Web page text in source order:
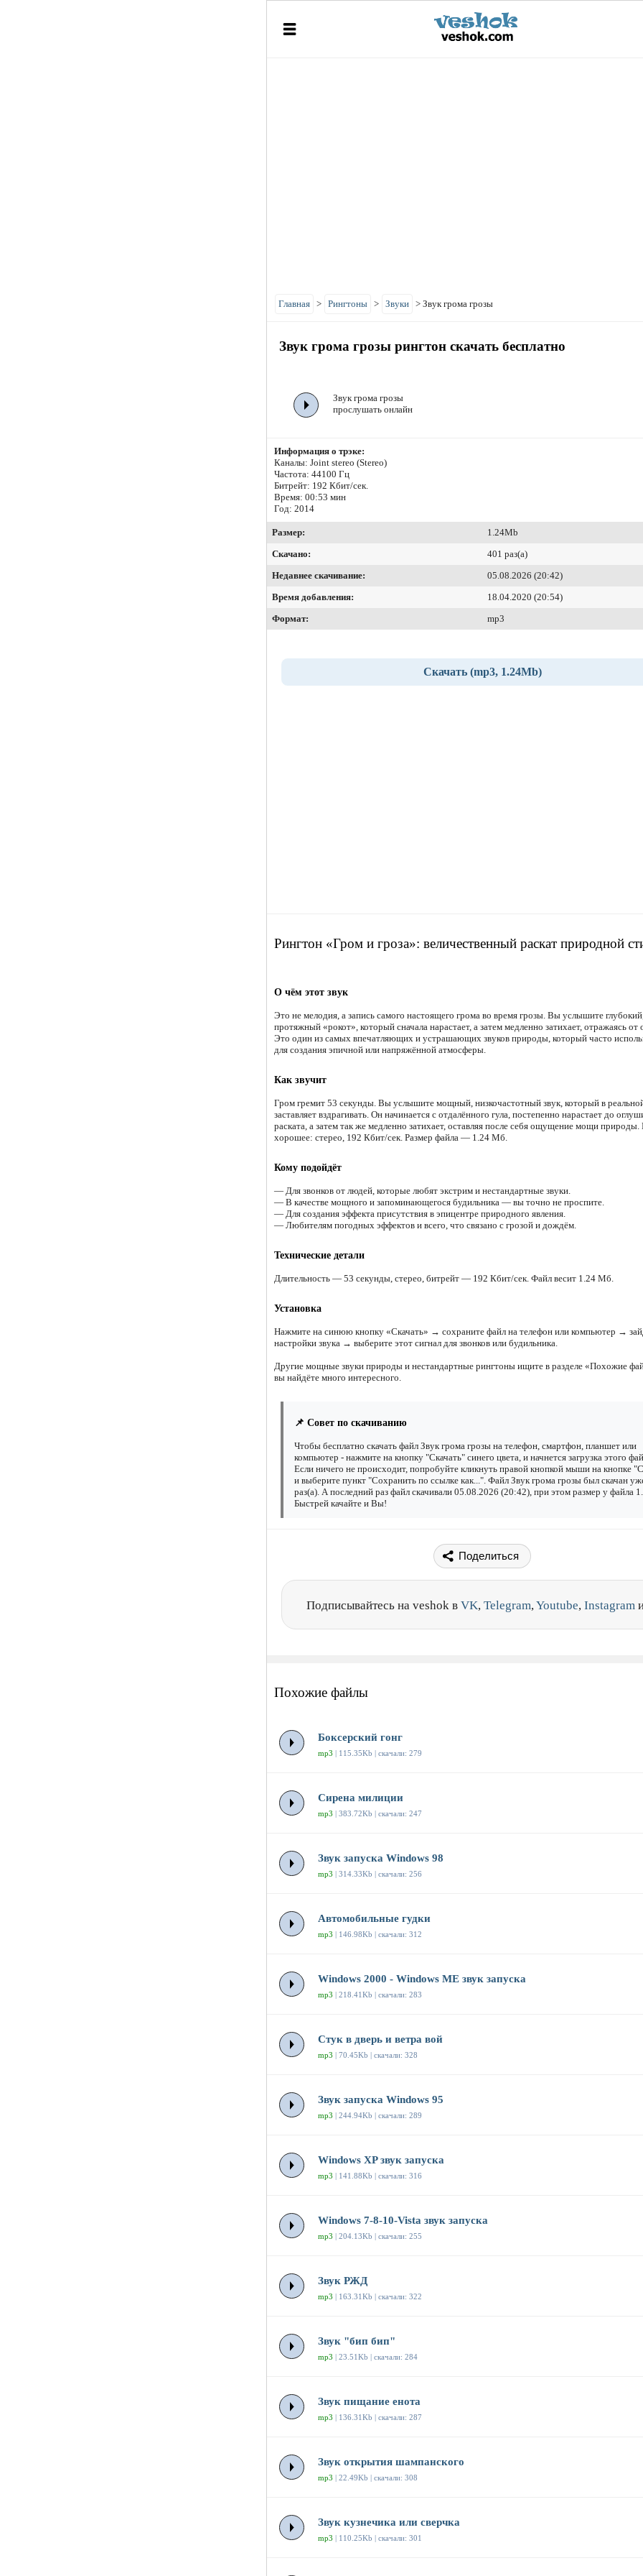
Главная > Рингтоны > Звуки > Звук грома грозы
Звук грома грозы рингтон скачать бесплатно
Звук грома грозы
прослушать онлайн
Информация о трэке:
Каналы: Joint stereo (Stereo)
Частота: 44100 Гц
Битрейт: 192 Кбит/сек.
Время: 00:53 мин
Год: 2014
Размер:
1.24Mb
Скачано:
401 раз(а)
Недавнее скачивание:
05.08.2026 (20:42)
Время добавления:
18.04.2020 (20:54)
Формат:
mp3
Скачать (mp3, 1.24Mb)
Рингтон «Гром и гроза»: величественный раскат природной
О чём этот звук
Это не мелодия, а запись самого настоящего грома во время грозы. Вы услышите
протяжный «рокот», который сначала нарастает, а затем медленно затихает, отражаясь от
Это один из самых впечатляющих и устрашающих звуков природы, который часто
для создания эпичной или напряжённой атмосферы.
Как звучит
Гром гремит 53 секунды. Вы услышите мощный, низкочастотный звук, который в
заставляет вздрагивать. Он начинается с отдалённого гула, постепенно нарастает до
раската, а затем так же медленно затихает, оставляя после себя ощущение мощи природы.
хорошее: стерео, 192 Кбит/сек. Размер файла — 1.24 Мб.
Кому подойдёт
— Для звонков от людей, которые любят экстрим и нестандартные звуки.
— В качестве мощного и запоминающегося будильника — вы точно не проспите.
— Для создания эффекта присутствия в эпицентре природного явления.
— Любителям погодных эффектов и всего, что связано с грозой и дождём.
Технические детали
Длительность — 53 секунды, стерео, битрейт — 192 Кбит/сек. Файл весит 1.24 Мб.
Установка
Нажмите на синюю кнопку «Скачать» → сохраните файл на телефон или компьютер →
настройки звука → выберите этот сигнал для звонков или будильника.
Другие мощные звуки природы и нестандартные рингтоны ищите в разделе «Похожие
вы найдёте много интересного.
📌 Совет по скачиванию
Чтобы бесплатно скачать файл Звук грома грозы на телефон, смартфон, планшет или
компьютер - нажмите на кнопку "Скачать" синего цвета, и начнется загрузка этого
Если ничего не происходит, попробуйте кликнуть правой кнопкой мыши на кнопке
и выберите пункт "Сохранить по ссылке как...". Файл Звук грома грозы был скачан
раз(а). А последний раз файл скачивали 05.08.2026 (20:42), при этом размер у файла
Быстрей качайте и Вы!
Поделиться
Подписывайтесь на veshok в VK, Telegram,Youtube, Instagram
Похожие файлы
Боксерский гонг
mp3 | 115.35Kb | скачали: 279
Сирена милиции
mp3 | 383.72Kb | скачали: 247
Звук запуска Windows 98
mp3 | 314.33Kb | скачали: 256
Автомобильные гудки
mp3 | 146.98Kb | скачали: 312
Windows 2000 - Windows ME звук запуска
mp3 | 218.41Kb | скачали: 283
Стук в дверь и ветра вой
mp3 | 70.45Kb | скачали: 328
Звук запуска Windows 95
mp3 | 244.94Kb | скачали: 289
Windows XP звук запуска
mp3 | 141.88Kb | скачали: 316
Windows 7-8-10-Vista звук запуска
mp3 | 204.13Kb | скачали: 255
Звук РЖД
mp3 | 163.31Kb | скачали: 322
Звук "бип бип"
mp3 | 23.51Kb | скачали: 284
Звук пищание енота
mp3 | 136.31Kb | скачали: 287
Звук открытия шампанского
mp3 | 22.49Kb | скачали: 308
Звук кузнечика или сверчка
mp3 | 110.25Kb | скачали: 301